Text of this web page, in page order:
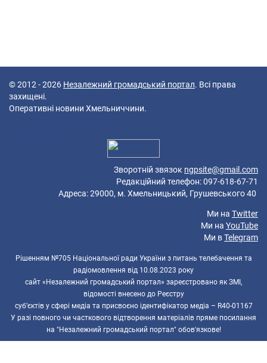
© 2012 - 2026 Незалежний громадський портал. Всі права
захищені.
Оперативні новини Хмельниччини.
Зворотній звязок ngpsite@gmail.com
Редакційний телефон: 097-618-67-71
Адреса: 29000, м. Хмельницький, Грушевського 40
Ми на Twitter
Ми на YouTube
Ми вTelegram
Рішенням №705 Національної ради України з питань телебачення та
радіомовлення від 10.08.2023 року
сайт «Незалежний громадський портал» зареєстровано як ЗМІ,
відомості внесено до Реєстру
суб’єктів у сфері медіа та присвоєно ідентифікатор медіа – R40-01167
У разі повного чи часткового відтворення матеріалів пряме посилання
на "Незалежний громадський портал" обов'язкове!